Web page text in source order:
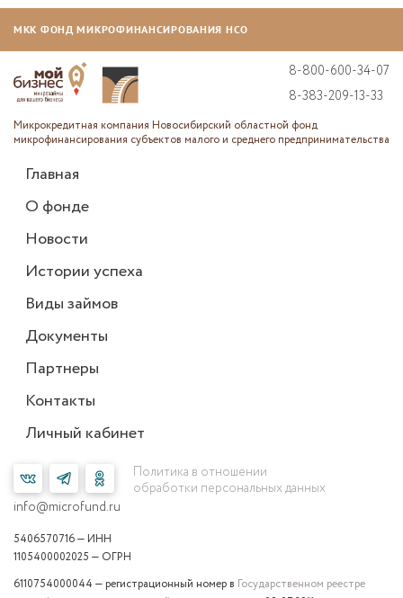
МКК ФОНД МИКРОФИНАНСИРОВАНИЯ НСО
8-800-600-34-07
8-383-209-13-33
Микрокредитная компания Новосибирский областной фонд
микрофинансирования субъектов малого и среднего предпринимательства
Главная
О фонде
Новости
Истории успеха
Виды займов
Документы
Партнеры
Контакты
Личный кабинет
info@microfund.ru
Политика в отношении
обработки персональных данных
5406570716 — ИНН
1105400002025 — ОГРН
6110754000044 — регистрационный номер в Государственном реестре